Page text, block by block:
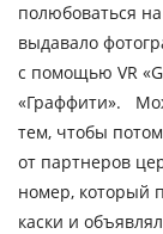
полюбоваться
выдавало
с помощью VR
«Граффити».
тем, чтобы
от партнеров
номер, который
каски и